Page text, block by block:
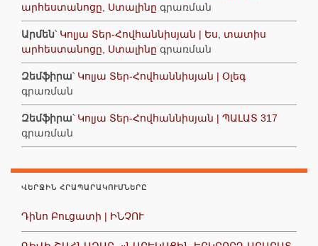
արհեստանոցը, Ստալինը գրառման
Արմեն՝ Կոլյա Տեր-Հովհաննիսյան | Ես, տատիս
արհեստանոցը, Ստալինը գրառման
Զեմֆիրա՝ Կոլյա Տեր-Հովհաննիսյան | Օլեգ
գրառման
Զեմֆիրա՝ Կոլյա Տեր-Հովհաննիսյան | ՊԱԼԱՏ 317
գրառման
ՎԵՐՋԻՆ ՀՐԱՊԱՐԱԿՈՒՄՆԵՐԸ
Դինո Բուցատի | ԻՆՉՈՒ